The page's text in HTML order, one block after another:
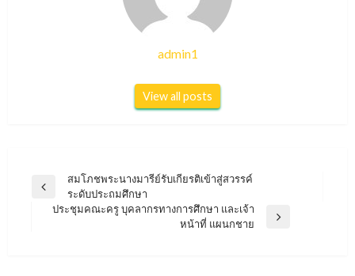
admin1
View all posts
แนะแนว
เรื่อง
Previous
สมโภชพระนางมารีย์รับเกียรติเข้าสู่สวรรค์
ระดับประถมศึกษา
ประชุมคณะครู บุคลากรทางการศึกษา และเจ้า
หน้าที่ แผนกชาย